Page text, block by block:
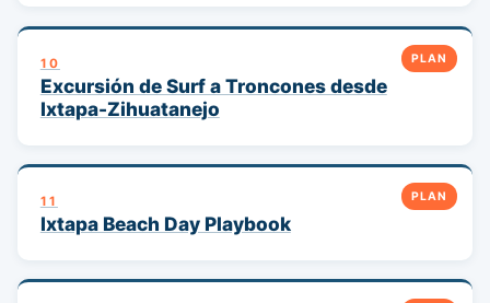
PLAN
10
Excursión de Surf a Troncones desde
Ixtapa-Zihuatanejo
PLAN
11
Ixtapa Beach Day Playbook